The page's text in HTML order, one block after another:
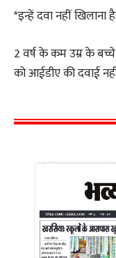
*इन्हें दवा नहीं खिलाना
2 वर्ष के कम उम्र के बच्चे,
को आईडीए की दवाई